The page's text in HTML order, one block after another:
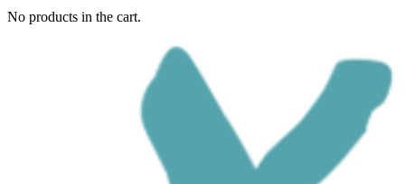
No products in the cart.